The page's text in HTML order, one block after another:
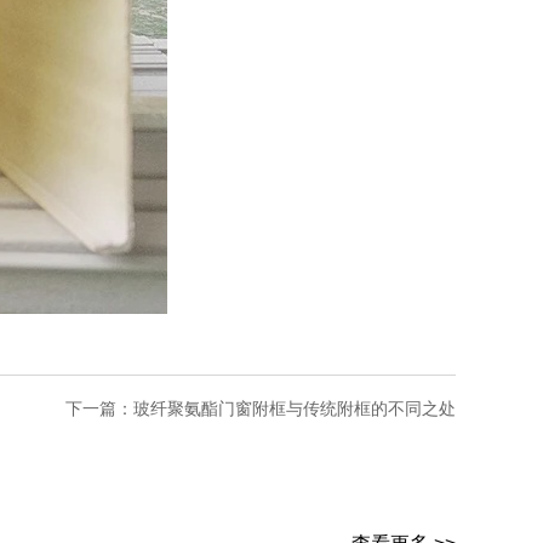
下一篇： 玻纤聚氨酯门窗附框与传统附框的不同之处